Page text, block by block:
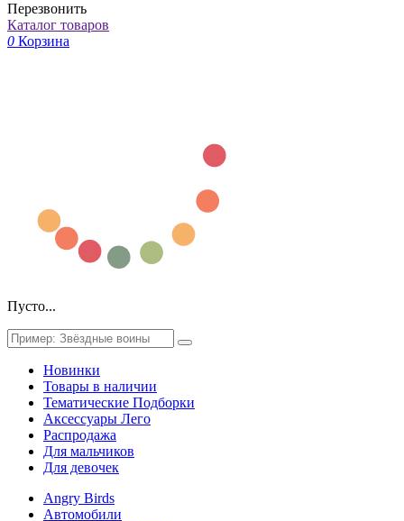
Перезвонить
Каталог товаров
0 Корзина
Пусто...
Новинки
Товары в наличии
Тематические Подборки
Аксессуары Лего
Распродажа
Для мальчиков
Для девочек
Angry Birds
Автомобили